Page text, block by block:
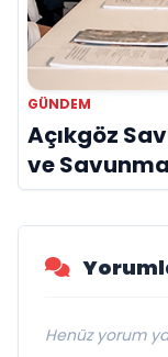
GÜNDEM
Açıkgöz
ve
Henüz yorum